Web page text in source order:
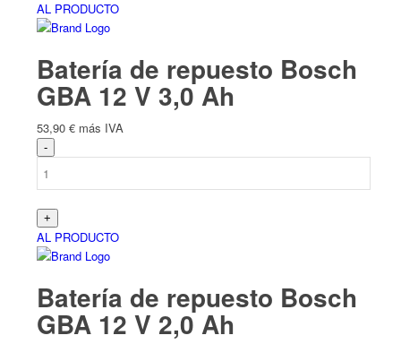
AL PRODUCTO
Batería de repuesto Bosch
GBA 12 V 3,0 Ah
53,90 € más IVA
AL PRODUCTO
Batería de repuesto Bosch
GBA 12 V 2,0 Ah